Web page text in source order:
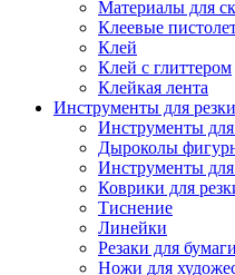
Материалы для
Клеевые
Клей
Клей с глиттером
Клейкая лента
Инструменты для
Инструменты
Дыроколы
Инструменты
Коврики для
Тиснение
Линейки
Резаки для
Ножи для